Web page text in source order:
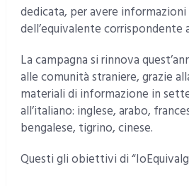
dedicata, per avere informazioni
dell’equivalente corrispondente
La campagna si rinnova
alle comunità straniere, grazie
materiali di informazione in
all’italiano: inglese, arabo,
bengalese, tigrino, cinese.
Questi gli obiettivi di